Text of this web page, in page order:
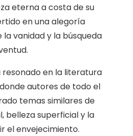
eterna a costa de su
en una alegoría
vanidad y la búsqueda
en la literatura
autores de todo el
temas similares de
belleza superficial y la
el envejecimiento.